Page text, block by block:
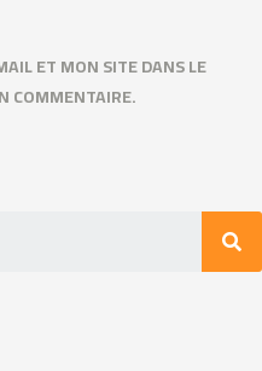
ET MON SITE DANS LE
COMMENTAIRE.